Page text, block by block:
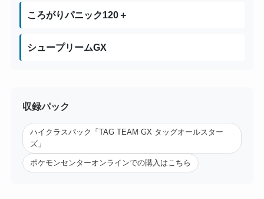
ころがりパニック120＋
シュープリームGX
収録パック
ハイクラスパック「TAG TEAM GX タッグオールスター
ズ」
ポケモンセンターオンラインでの購入はこちら